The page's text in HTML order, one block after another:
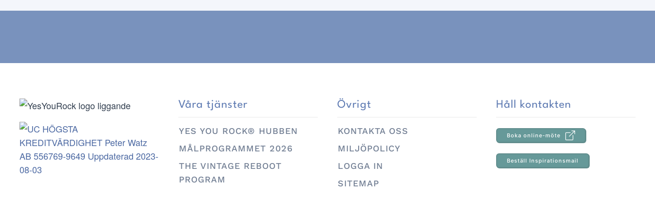
Våra tjänster
YES YOU ROCK® HUBBEN
MÅLPROGRAMMET 2026
THE VINTAGE REBOOT
PROGRAM
Övrigt
KONTAKTA OSS
MILJÖPOLICY
LOGGA IN
SITEMAP
Håll kontakten
Boka online-möte
Beställ Inspirationsmail